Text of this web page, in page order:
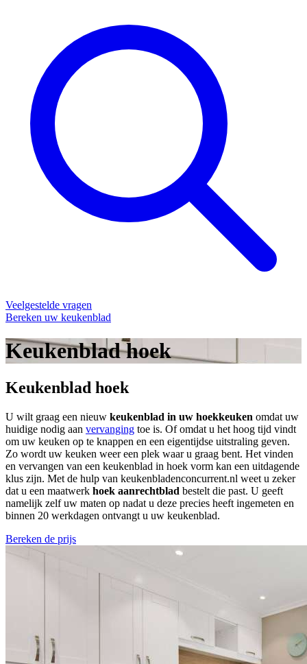
Veelgestelde vragen
Bereken uw keukenblad
Keukenblad hoek
Keukenblad hoek
U wilt graag een nieuw keukenblad in uw hoekkeuken omdat uw
huidige nodig aan vervanging toe is. Of omdat u het hoog tijd vindt
om uw keuken op te knappen en een eigentijdse uitstraling geven.
Zo wordt uw keuken weer een plek waar u graag bent. Het vinden
en vervangen van een keukenblad in hoek vorm kan een uitdagende
klus zijn. Met de hulp van keukenbladenconcurrent.nl weet u zeker
dat u een maatwerk hoek aanrechtblad bestelt die past. U geeft
namelijk zelf uw maten op nadat u deze precies heeft ingemeten en
binnen 20 werkdagen ontvangt u uw keukenblad.
Bereken de prijs